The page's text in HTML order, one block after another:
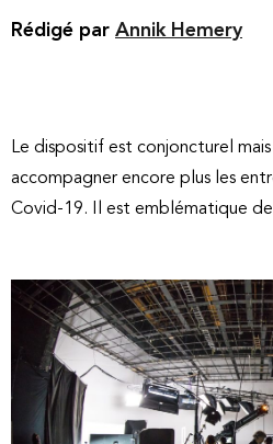
Rédigé par Annik Hemery
Le dispositif est conjoncturel
accompagner encore plus les
Covid-19. Il est emblématique de